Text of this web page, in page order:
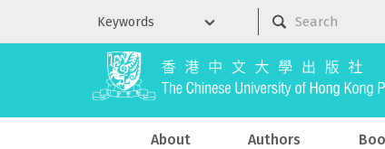
About Authors